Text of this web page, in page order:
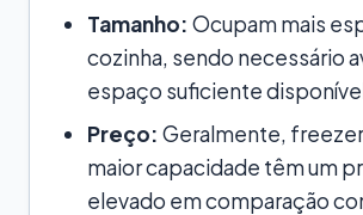
Tamanho: Ocupam mais
cozinha, sendo necessário
espaço suficiente
Preço: Geralmente,
maior capacidade têm um
elevado em comparação